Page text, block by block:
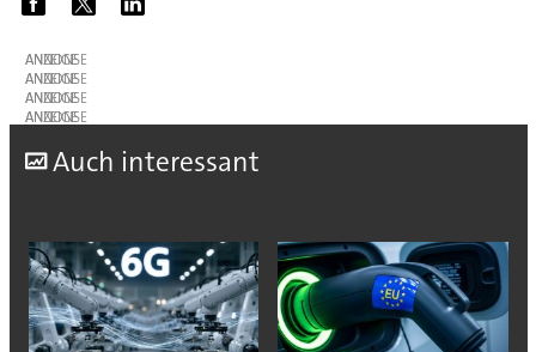
ANZEIGE
ANZEIGE
ANZEIGE
ANZEIGE
Auch interessant